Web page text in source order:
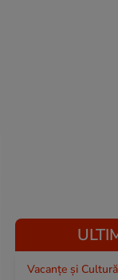
Vacanțe și Cultură